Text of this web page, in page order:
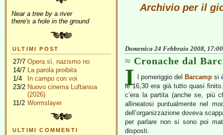
Near a tree by a river
there's a hole in the ground
ULTIMI POST
27/7 Opera sì, nazismo no
14/7 La parola proibita
1/4
In campo con voi
23/2 Nuovo cinema Luftansia
(2026)
11/2 Wormslayer
ULTIMI COMMENTI
Archivio per il
Domenica 24 Febbraio 2008, 17:00
Cronache dal
I l pomeriggio del Barcamp si
le 16,30 era già tutto quasi
c’era la partita (anche se, più
allineatosi puntualmente nel
dell’organizzazione doveva
per parlare non si sono poi
disposti.